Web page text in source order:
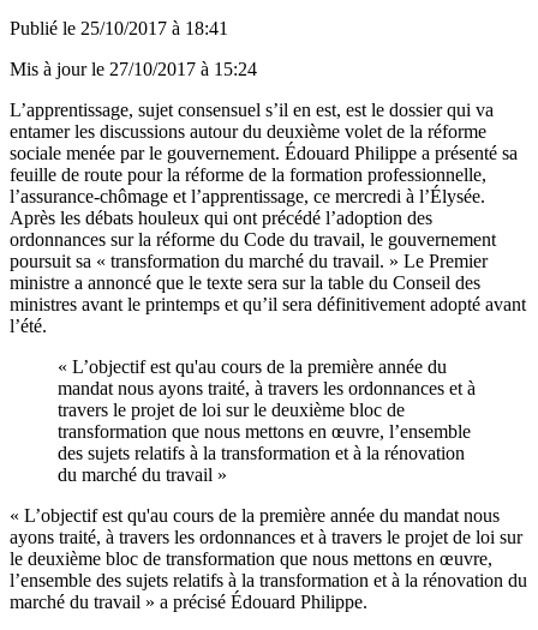
Publié le 25/10/2017 à 18:41
Mis à jour le 27/10/2017 à 15:24
L’apprentissage, sujet consensuel s’il en est, est le dossier qui va
entamer les discussions autour du deuxième volet de la réforme
sociale menée par le gouvernement. Édouard Philippe a présenté sa
feuille de route pour la réforme de la formation professionnelle,
l’assurance-chômage et l’apprentissage, ce mercredi à l’Élysée.
Après les débats houleux qui ont précédé l’adoption des
ordonnances sur la réforme du Code du travail, le gouvernement
poursuit sa « transformation du marché du travail. » Le Premier
ministre a annoncé que le texte sera sur la table du Conseil des
ministres avant le printemps et qu’il sera définitivement adopté avant
l’été.
« L’objectif est qu'au cours de la première année du
mandat nous ayons traité, à travers les ordonnances et à
travers le projet de loi sur le deuxième bloc de
transformation que nous mettons en œuvre, l’ensemble
des sujets relatifs à la transformation et à la rénovation
du marché du travail »
« L’objectif est qu'au cours de la première année du mandat nous
ayons traité, à travers les ordonnances et à travers le projet de loi sur
le deuxième bloc de transformation que nous mettons en œuvre,
l’ensemble des sujets relatifs à la transformation et à la rénovation du
marché du travail » a précisé Édouard Philippe.